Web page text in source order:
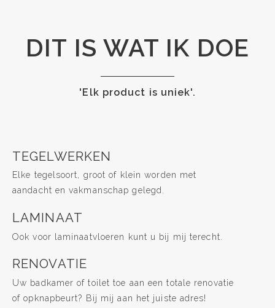
DIT IS WAT IK DOE
'Elk product is uniek'.
TEGELWERKEN
Elke tegelsoort, groot of klein worden met
aandacht en vakmanschap gelegd.
LAMINAAT
Ook voor laminaatvloeren kunt u bij mij terecht.
RENOVATIE
Uw badkamer of toilet toe aan een totale renovatie
of opknapbeurt? Bij mij aan het juiste adres!